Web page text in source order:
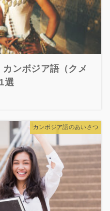
ンボジア語（クメ
選
カンボジア語のあいさつ